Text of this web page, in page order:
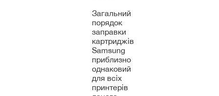
Загальний
порядок
заправки
картриджів
Samsung
приблизно
однаковий
для всіх
принтерів